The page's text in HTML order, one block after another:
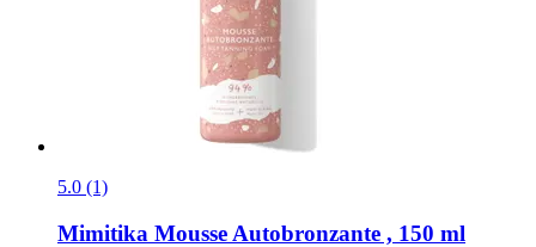
5.0 (1)
Mimitika Mousse Autobronzante , 150 ml